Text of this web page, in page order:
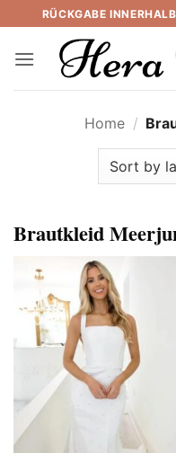
to
content
RÜCKGABE
Home /
Brautkleid